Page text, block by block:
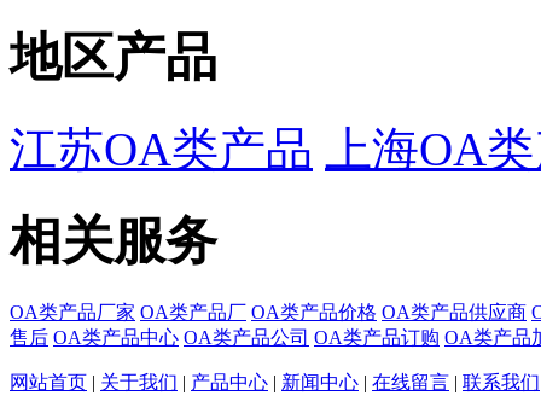
地区产品
江苏OA类产品 上海OA
相关服务
OA类产品厂家 OA类产品厂 OA类产品价格 OA类产品供应商
售后 OA类产品中心 OA类产品公司 OA类产品订购 OA类产品
网站首页 | 关于我们 | 产品中心 | 新闻中心 | 在线留言 | 联系我们